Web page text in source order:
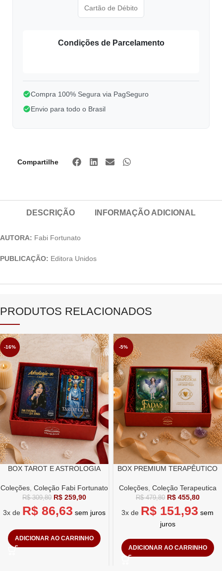
Cartão de Débito
Condições de Parcelamento
Compra 100% Segura via PagSeguro
Envio para todo o Brasil
Compartilhe
DESCRIÇÃO INFORMAÇÃO ADICIONAL
AUTORA: Fabi Fortunato
PUBLICAÇÃO: Editora Unidos
PRODUTOS RELACIONADOS
-16%
BOX TAROT E ASTROLOGIA
Coleções, Coleção Fabi Fortunato
R$309,80 R$ 259,90
3x de R$ 86,63 sem juros
ADICIONAR AO CARRINHO
-5%
BOX PREMIUM TERAPÊUTICO
Coleções, Coleção Terapeutica
R$479,80 R$455,80
3x de R$ 151,93 sem
juros
ADICIONAR AO CARRINHO